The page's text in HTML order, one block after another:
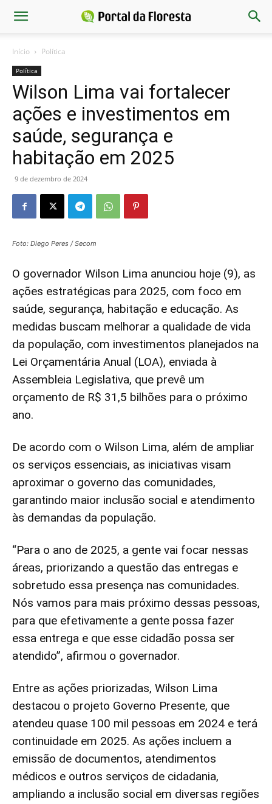
Início Política
Política
Wilson Lima vai fortalecer
ações e investimentos em
saúde, segurança e
habitação em 2025
9 de dezembro de 2024
Foto: Diego Peres / Secom
O governador Wilson Lima anunciou hoje (9), as
ações estratégicas para 2025, com foco em
saúde, segurança, habitação e educação. As
medidas buscam melhorar a qualidade de vida
da população, com investimentos planejados na
Lei Orçamentária Anual (LOA), enviada à
Assembleia Legislativa, que prevê um
orçamento de R$ 31,5 bilhões para o próximo
ano.
De acordo com o Wilson Lima, além de ampliar
os serviços essenciais, as iniciativas visam
aproximar o governo das comunidades,
garantindo maior inclusão social e atendimento
às demandas da população.
“Para o ano de 2025, a gente vai focar nessas
áreas, priorizando a questão das entregas e
sobretudo essa presença nas comunidades.
Nós vamos para mais próximo dessas pessoas,
para que efetivamente a gente possa fazer
essa entrega e que esse cidadão possa ser
atendido”, afirmou o governador.
Entre as ações priorizadas, Wilson Lima
destacou o projeto Governo Presente, que
atendeu quase 100 mil pessoas em 2024 e terá
continuidade em 2025. As ações incluem a
emissão de documentos, atendimentos
médicos e outros serviços de cidadania,
ampliando a inclusão social em diversas regiões